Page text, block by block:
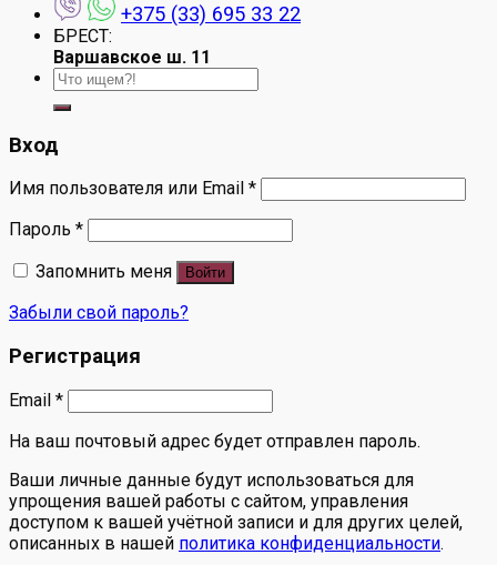
+375 (33) 695 33 22
БРЕСТ:
Варшавское ш. 11
Искать:
Вход
Имя пользователя или Email *
Пароль *
Запомнить меня
Войти
Забыли свой пароль?
Регистрация
Email *
На ваш почтовый адрес будет отправлен пароль.
Ваши личные данные будут использоваться для
упрощения вашей работы с сайтом, управления
доступом к вашей учётной записи и для других целей,
описанных в нашей политика конфиденциальности.